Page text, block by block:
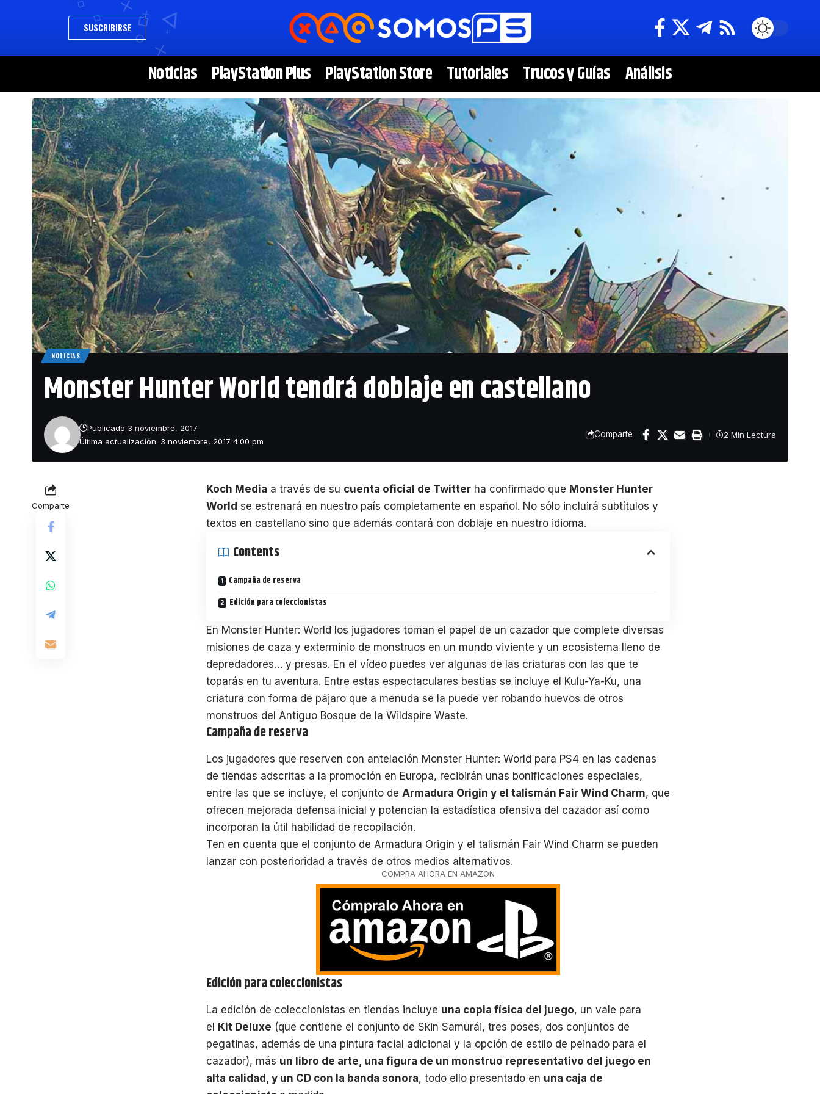
SUSCRIBIRSE
Noticias PlayStation Plus PlayStation Store Tutoriales Trucos y Guías Análisis
NOTICIAS
Monster Hunter World tendrá doblaje en castellano
Última actualización: 3 noviembre, 2017 4:00 pm
Publicado 3 noviembre, 2017
Comparte 2 Min Lectura
Comparte
Koch Media a través de su cuenta oficial de Twitter ha confirmado que Monster Hunter
World se estrenará en nuestro país completamente en español. No sólo incluirá subtítulos y
textos en castellano sino que además contará con doblaje en nuestro idioma.
Contents
Campaña de reserva
Edición para coleccionistas
En Monster Hunter: World los jugadores toman el papel de un cazador que complete diversas
misiones de caza y exterminio de monstruos en un mundo viviente y un ecosistema lleno de
depredadores… y presas. En el vídeo puedes ver algunas de las criaturas con las que te
toparás en tu aventura. Entre estas espectaculares bestias se incluye el Kulu-Ya-Ku, una
criatura con forma de pájaro que a menuda se la puede ver robando huevos de otros
monstruos del Antiguo Bosque de la Wildspire Waste.
Campaña de reserva
Los jugadores que reserven con antelación Monster Hunter: World para PS4 en las cadenas
de tiendas adscritas a la promoción en Europa, recibirán unas bonificaciones especiales,
entre las que se incluye, el conjunto de Armadura Origin y el talismán Fair Wind Charm, que
ofrecen mejorada defensa inicial y potencian la estadística ofensiva del cazador así como
incorporan la útil habilidad de recopilación.
Ten en cuenta que el conjunto de Armadura Origin y el talismán Fair Wind Charm se pueden
lanzar con posterioridad a través de otros medios alternativos.
COMPRA AHORA EN AMAZON
Edición para coleccionistas
La edición de coleccionistas en tiendas incluye una copia física del juego, un vale para
el
Kit Deluxe (que contiene el conjunto de Skin Samurái, tres poses, dos conjuntos de
pegatinas, además de una pintura facial adicional y la opción de estilo de peinado para el
cazador), más un libro de arte, una figura de un monstruo representativo del juego en
alta calidad, y un CD con la banda sonora, todo ello presentado en una caja de